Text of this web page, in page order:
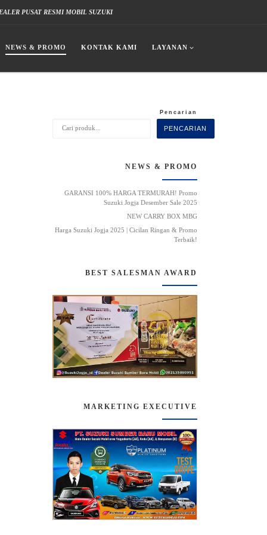
PUSAT RESMI MOBIL SUZUKI
NEWS & PROMO KONTAK KAMI LAYANAN
Pencarian
PENCARIAN
NEWS & PROMO
GARANSI 100% HARGA TERMURAH! Promo
Suzuki Jogja Desember Sale 2025
NEW CARRY BOX MBG
Harga Suzuki Jogja 2025 | Cicilan Ringan & Promo
Terbaik!
BEST SALESMAN AWARD
MARKETING EXECUTIVE